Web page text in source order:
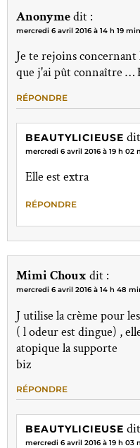
Anonymedit :
mercredi 6 avril 2016 à 14 h 19 min
Je te rejoins concernant
que j'ai pût connaître …
RÉPONDRE
BEAUTYLICIEUSE
mercredi 6 avril 2016 à 19 h 02
Elle est extra
RÉPONDRE
Mimi Choux dit :
mercredi 6 avril 2016 à 14 h 48
J utilise la crème pour
( l odeur est dingue) ,
atopique la supporte
biz
RÉPONDRE
BEAUTYLICIEUSE
mercredi 6 avril 2016 à 19 h 03